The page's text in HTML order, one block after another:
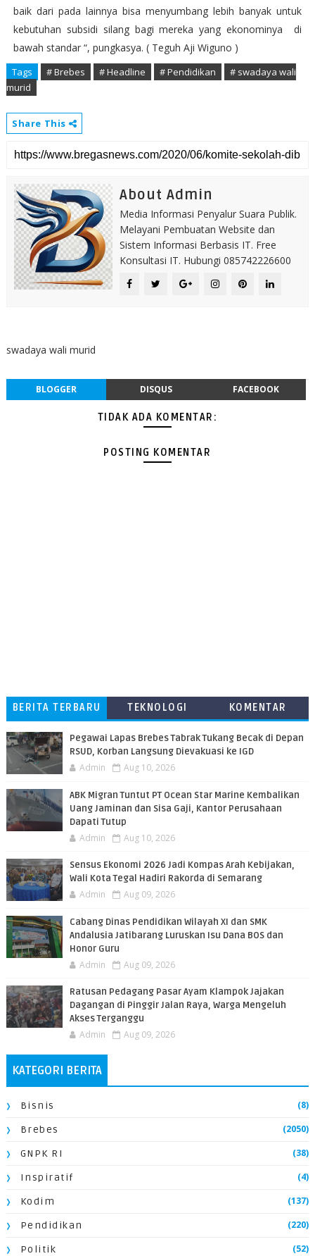
baik dari pada lainnya bisa menyumbang lebih banyak untuk
kebutuhan subsidi silang bagi mereka yang ekonominya di
bawah standar “, pungkasya. ( Teguh Aji Wiguno )
Tags # Brebes # Headline # Pendidikan
# swadaya wali
murid
Share This
About Admin
Media Informasi Penyalur Suara Publik.
Melayani Pembuatan Website dan
Sistem Informasi Berbasis IT. Free
Konsultasi IT. Hubungi 085742226600
swadaya wali murid
BLOGGER DISQUS FACEBOOK
TIDAK ADA KOMENTAR:
POSTING KOMENTAR
BERITA TERBARU TEKNOLOGI
KOMENTAR
Pegawai Lapas Brebes Tabrak Tukang Becak di Depan
RSUD, Korban Langsung Dievakuasi ke IGD
Admin Aug 10, 2026
ABK Migran Tuntut PT Ocean Star Marine Kembalikan
Uang Jaminan dan Sisa Gaji, Kantor Perusahaan
Dapati Tutup
Admin Aug 10, 2026
Sensus Ekonomi 2026 Jadi Kompas Arah Kebijakan,
Wali Kota Tegal Hadiri Rakorda di Semarang
Admin Aug 09, 2026
Cabang Dinas Pendidikan Wilayah XI dan SMK
Andalusia Jatibarang Luruskan Isu Dana BOS dan
Honor Guru
Admin Aug 09, 2026
​Ratusan Pedagang Pasar Ayam Klampok Jajakan
Dagangan di Pinggir Jalan Raya, Warga Mengeluh
Akses Terganggu
Admin Aug 09, 2026
KATEGORI BERITA
Bisnis (8)
Brebes (2050)
GNPK RI (38)
Inspiratif (4)
Kodim (137)
Pendidikan (220)
Politik (52)